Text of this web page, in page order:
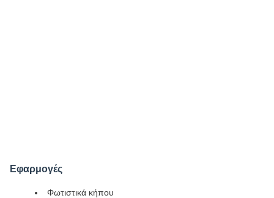
Εφαρμογές
Φωτιστικά κήπου